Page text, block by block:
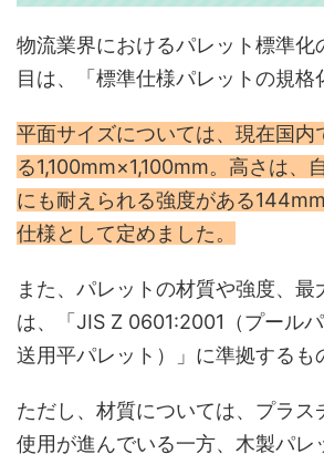
物流業界におけるパレット標準化
目は、「標準仕様パレットの規格
平面サイズについては、現在国内
る1,100mm×1,100mm。高さは、
にも耐えられる強度がある
仕様として定めました。
また、パレットの材質や強度、最
は、「JIS Z 0601:2001（プール
送用平パレット）」に準拠するも
ただし、材質については、プラス
使用が進んでいる一方、木製パレ